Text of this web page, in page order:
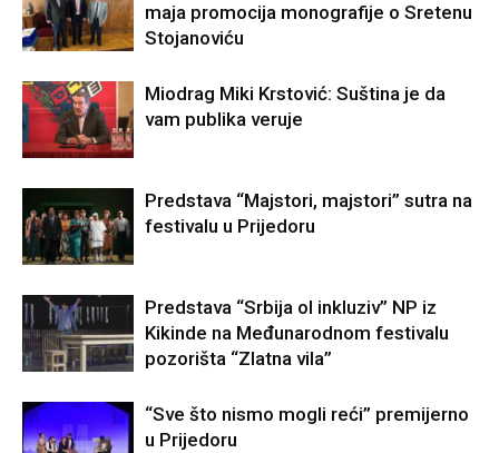
maja promocija monografije o Sretenu
Stojanoviću
Miodrag Miki Krstović: Suština je da
vam publika veruje
Predstava “Majstori, majstori” sutra na
festivalu u Prijedoru
Predstava “Srbija ol inkluziv” NP iz
Kikinde na Međunarodnom festivalu
pozorišta “Zlatna vila”
“Sve što nismo mogli reći” premijerno
u Prijedoru